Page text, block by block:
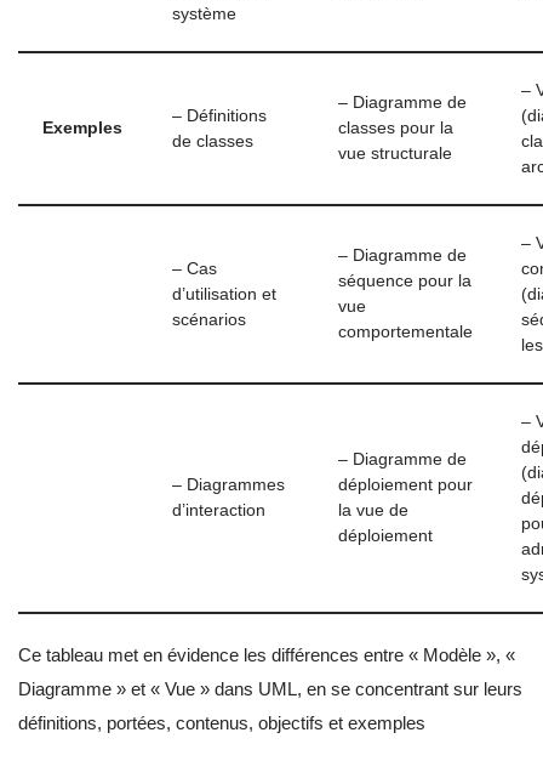
système
Exemples
– Définitions
de classes
– Diagramme de
classes pour la
vue structurale
–
– Cas
d’utilisation et
scénarios
– Diagramme de
séquence pour la
vue
comportementale
–
– Diagrammes
d’interaction
– Diagramme de
déploiement pour
la vue de
déploiement
–
Ce tableau met en évidence les différences entre « Modèle », «
Diagramme » et « Vue » dans UML, en se concentrant sur leurs
définitions, portées, contenus, objectifs et exemples